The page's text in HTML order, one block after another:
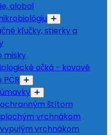
alobal
kľučky, stierky a
misky
očká - kovové
ochranným štítom
vrchnákom
vrchnákom